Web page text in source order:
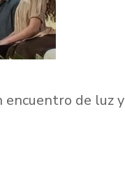
encuentro de luz y